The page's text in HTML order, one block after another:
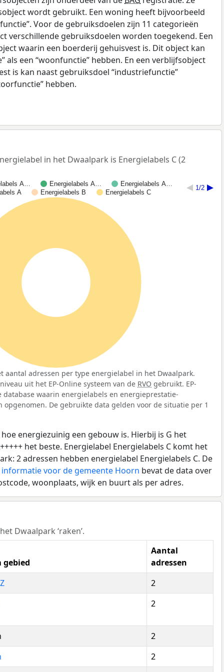
wordt gebruikt. Een woning heeft bijvoorbeeld
Voor de gebruiksdoelen zijn 11 categorieën
verschillende gebruiksdoelen worden toegekend. Een
waarin een boerderij gehuisvest is. Dit object kan
als een “woonfunctie” hebben. En een verblijfsobject
is kan naast gebruiksdoel “industriefunctie”
hebben.
in het Dwaalpark is Energielabels C (2
A… Energielabels A…
Energielabels A…
A Energielabels B Energielabels C
1/2
aantal adressen per type energielabel in het Dwaalpark.
uit het EP-Online systeem van de RVO gebruikt. EP-
waarin energielabels en energieprestatie-
De gebruikte data gelden voor de situatie per 1
energiezuinig een gebouw is. Hierbij is G het
het beste. Energielabel Energielabels C komt het
2 adressen hebben energielabel Energielabels C. De
voor de gemeente Hoorn bevat de data over
woonplaats, wijk en buurt als per adres.
Dwaalpark ‘raken’.
gebied
Aantal
adressen
2
2
2
2